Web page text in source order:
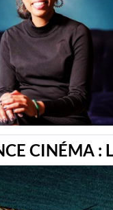
CINÉMA :